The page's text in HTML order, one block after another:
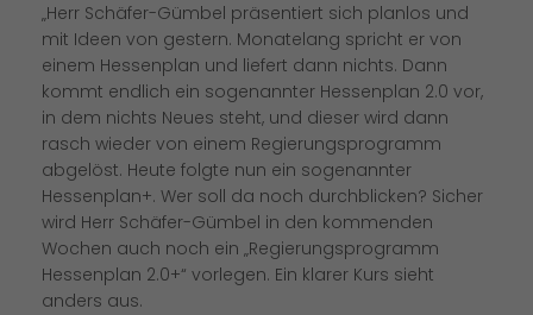
Herr Schäfer-Gümbel präsentiert sich planlos und
mit Ideen von gestern. Monatelang spricht er von
einem Hessenplan und liefert dann nichts. Dann
kommt endlich ein sogenannter Hessenplan 2.0 vor,
in dem nichts Neues steht, und dieser wird dann
rasch wieder von einem Regierungsprogramm
abgelöst. Heute folgte nun ein sogenannter
Hessenplan+. Wer soll da noch durchblicken? Sicher
wird Herr Schäfer-Gümbel in den kommenden
Wochen auch noch ein „Regierungsprogramm
Hessenplan 2.0+“ vorlegen. Ein klarer Kurs sieht
anders aus.